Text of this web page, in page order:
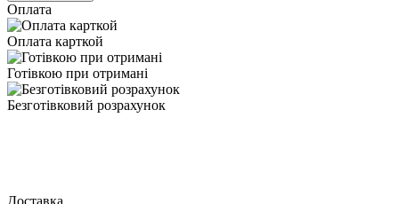
Оплата
Оплата карткой
Готівкою при отримані
Безготівковий розрахунок
Доставка